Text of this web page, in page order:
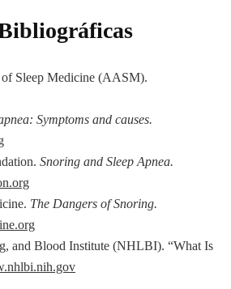
Sleep Medicine (AASM).
Symptoms and causes.
Snoring and Sleep Apnea.
The Dangers of Snoring.
and Blood Institute (NHLBI). “What Is